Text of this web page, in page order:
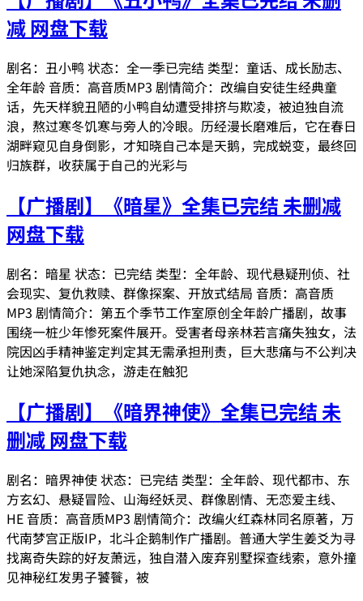
减 网盘下载
剧名：丑小鸭 状态：全一季已完结 类型：童话、成长励志、
全年龄 音质：高音质MP3 剧情简介：改编自安徒生经典童
话，先天样貌丑陋的小鸭自幼遭受排挤与欺凌，被迫独自流
浪，熬过寒冬饥寒与旁人的冷眼。历经漫长磨难后，它在春日
湖畔窥见自身倒影，才知晓自己本是天鹅，完成蜕变，最终回
归族群，收获属于自己的光彩与
【广播剧】《暗星》全集已完结 未删减
网盘下载
剧名：暗星 状态：已完结 类型：全年龄、现代悬疑刑侦、社
会现实、复仇救赎、群像探案、开放式结局 音质：高音质
MP3 剧情简介：第五个季节工作室原创全年龄广播剧，故事
围绕一桩少年惨死案件展开。受害者母亲林若言痛失独女，法
院因凶手精神鉴定判定其无需承担刑责，巨大悲痛与不公判决
让她深陷复仇执念，游走在触犯
【广播剧】《暗界神使》全集已完结 未
删减 网盘下载
剧名：暗界神使 状态：已完结 类型：全年龄、现代都市、东
方玄幻、悬疑冒险、山海经妖灵、群像剧情、无恋爱主线、
HE 音质：高音质MP3 剧情简介：改编火红森林同名原著，万
代南梦宫正版IP，北斗企鹅制作广播剧。普通大学生姜爻为寻
找离奇失踪的好友萧远，独自潜入废弃别墅探查线索，意外撞
见神秘红发男子饕餮，被